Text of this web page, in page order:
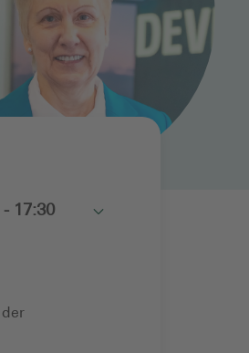
- 17:30
Toggle
der